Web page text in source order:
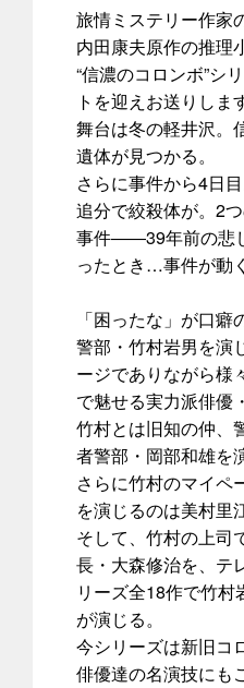
旅情ミステリー作家
内田康夫原作の推理
“信濃のコロンボ”シ
トを迎えお送りしま
舞台は冬の軽井沢。
遺体が見つかる。
さらに事件から4日
追分で絞殺体が。2
事件――39年前の悲
ったとき…事件が動
「困ったな」が口
警部・竹村岩男を演
ージでありながら様
で魅せる実力派俳優
竹村とは旧知の仲、
者警部・岡部和雄を
さらに竹村のマイペ
を演じるのは美村里
そして、竹村の上司
長・大森修治を、テ
リーズ全18作で竹
が演じる。
今シリーズは新旧コ
俳優達の名演技にも